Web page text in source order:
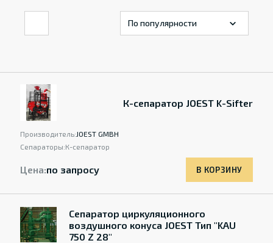
К-сепаратор JOEST K-Sifter
Производитель:JOEST GMBH
Сепараторы:К-сепаратор
Цена:по запросу В КОРЗИНУ
Сепаратор циркуляционного
воздушного конуса JOEST Тип "KAU
750 Z 28"